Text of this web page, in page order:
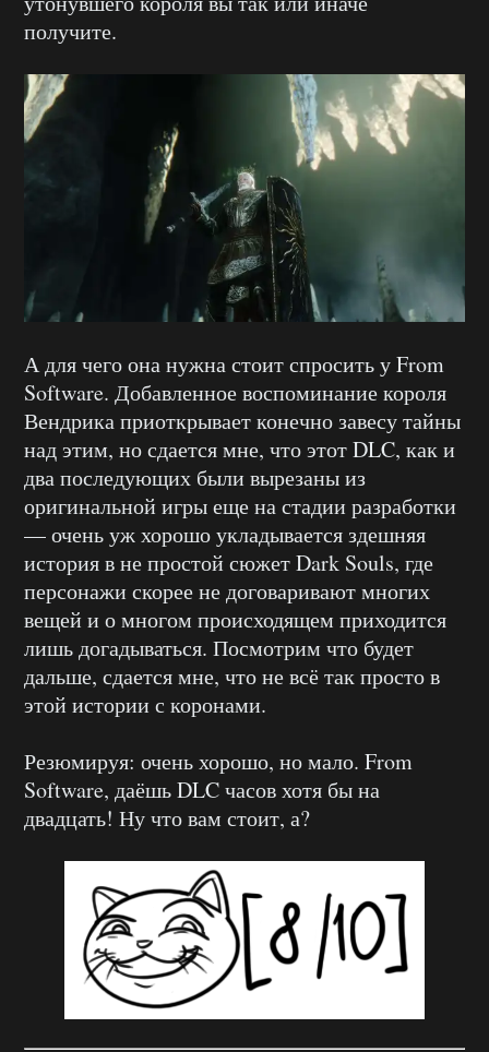
получите.
А для чего она нужна стоит спросить у From
Software. Добавленное воспоминание короля
Вендрика приоткрывает конечно завесу тайны
над этим, но сдается мне, что этот DLC, как и
два последующих были вырезаны из
оригинальной игры еще на стадии разработки
— очень уж хорошо укладывается здешняя
история в не простой сюжет Dark Souls, где
персонажи скорее не договаривают многих
вещей и о многом происходящем приходится
лишь догадываться. Посмотрим что будет
дальше, сдается мне, что не всё так просто в
этой истории с коронами.
Резюмируя: очень хорошо, но мало. From
Software, даёшь DLC часов хотя бы на
двадцать! Ну что вам стоит, а?